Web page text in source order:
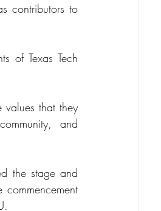
contributors to
of Texas Tech
values that they
and
the stage and